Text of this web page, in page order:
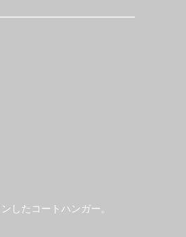
したコートハンガー。